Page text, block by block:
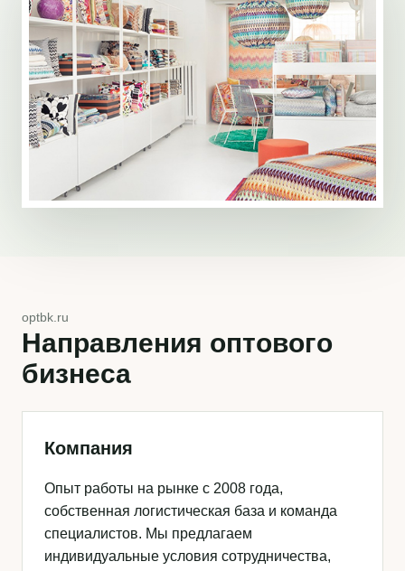
optbk.ru
Направления оптового
бизнеса
Компания
Опыт работы на рынке с 2008 года,
собственная логистическая база и команда
специалистов. Мы предлагаем
индивидуальные условия сотрудничества,